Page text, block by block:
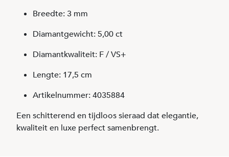
Breedte: 3 mm
Diamantgewicht: 5,00 ct
Diamantkwaliteit: F / VS+
Lengte: 17,5 cm
Artikelnummer: 4035884
Een schitterend en tijdloos sieraad dat elegantie,
kwaliteit en luxe perfect samenbrengt.